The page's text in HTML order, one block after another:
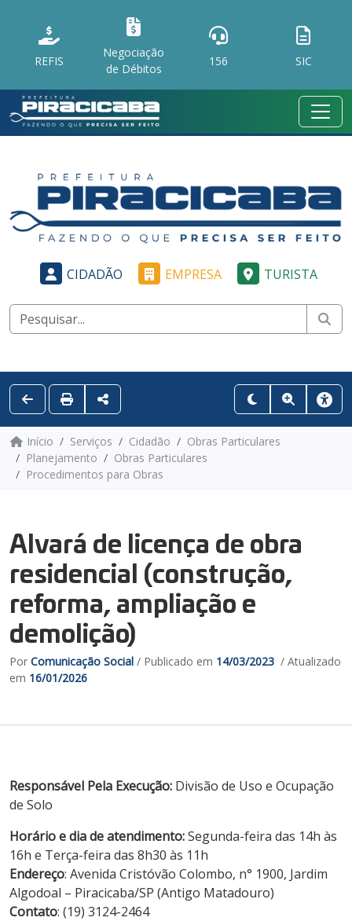
REFIS
Negociação
de Débitos
156 SIC
CIDADÃO EMPRESA TURISTA
Início Serviços Cidadão
Obras Particulares
Planejamento
Obras Particulares
Procedimentos para Obras
Alvará de licença de obra
residencial (construção,
reforma, ampliação e
demolição)
Por Comunicação Social / Publicado em 14/03/2023 / Atualizado
em 16/01/2026
Responsável Pela Execução: Divisão de Uso e Ocupação
de Solo
Horário e dia de atendimento:Segunda-feira das 14h às
16h e Terça-feira das 8h30 às 11h
Endereço: Avenida Cristóvão Colombo, n° 1900, Jardim
Algodoal – Piracicaba/SP (Antigo Matadouro)
Contato: (19) 3124-2464